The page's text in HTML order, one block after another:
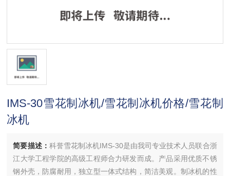
IMS-30雪花制冰机/雪花制冰机价格/雪花制
冰机
简要描述： 科誉雪花制冰机IMS-30是由我司专业技术人员联合浙
江大学工程学院的高级工程师合力研发而成。产品采用优质不锈
钢外壳，防腐耐用，独立型一体式结构，简洁美观。制冰机的性